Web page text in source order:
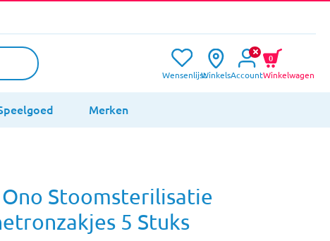
WensenlijstWinkelsAccountWinkelwagen
0
Merken
Ono Stoomsterilisatie
5 Stuks